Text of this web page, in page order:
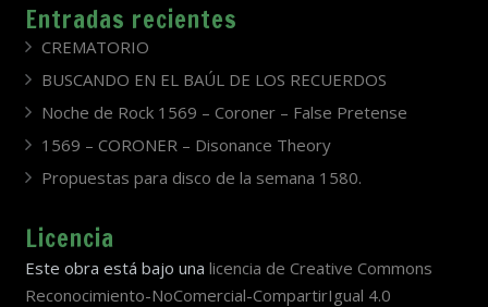
Entradas recientes
CREMATORIO
BUSCANDO EN EL BAÚL DE LOS RECUERDOS
Noche de Rock 1569 – Coroner – False Pretense
1569 – CORONER – Disonance Theory
Propuestas para disco de la semana 1580.
Licencia
Este obra está bajo una licencia de Creative Commons
Reconocimiento-NoComercial-CompartirIgual 4.0